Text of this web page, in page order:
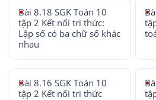
Bài 8.18 SGK Toán 10
tập 2 Kết nối tri thức:
Lập số có ba chữ số khác
nhau
Bài 8.16 SGK Toán 10
tập 2 Kết nối tri thức